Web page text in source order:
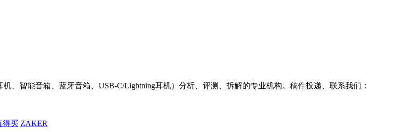
、智能音箱、蓝牙音箱、USB-C/Lightning耳机）分析、评测、拆解的专业机构。稿件投递、联系我们：
得买 ZAKER